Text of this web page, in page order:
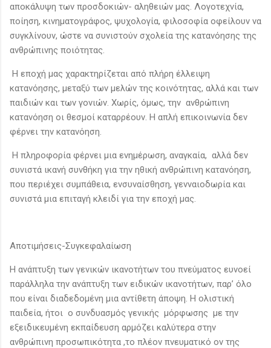
αποκάλυψη των προσδοκιών- αληθειών μας. Λογοτεχνία,
ποίηση, κινηματογράφος, ψυχολογία, φιλοσοφία οφείλουν να
συγκλίνουν, ώστε να συνιστούν σχολεία της κατανόησης της
ανθρώπινης ποιότητας.
Η εποχή μας χαρακτηρίζεται από πλήρη έλλειψη
κατανόησης, μεταξύ των μελών της κοινότητας, αλλά και των
παιδιών και των γονιών. Χωρίς, όμως, την ανθρώπινη
κατανόηση οι θεσμοί καταρρέουν. Η απλή επικοινωνία δεν
φέρνει την κατανόηση.
Η πληροφορία φέρνει μια ενημέρωση, αναγκαία, αλλά δεν
συνιστά ικανή συνθήκη για την ηθική ανθρώπινη κατανόηση,
που περιέχει συμπάθεια, ενσυναίσθηση, γενναιοδωρία και
συνιστά μια επιταγή κλειδί για την εποχή μας.
Αποτιμήσεις-Συγκεφαλαίωση
Η ανάπτυξη των γενικών ικανοτήτων του πνεύματος ευνοεί
παράλληλα την ανάπτυξη των ειδικών ικανοτήτων, παρ’ όλο
που είναι διαδεδομένη μια αντίθετη άποψη. Η ολιστική
παιδεία, ήτοι ο συνδυασμός γενικής μόρφωσης με την
εξειδικευμένη εκπαίδευση αρμόζει καλύτερα στην
ανθρώπινη προσωπικότητα ,το πλέον πνευματικό ον της